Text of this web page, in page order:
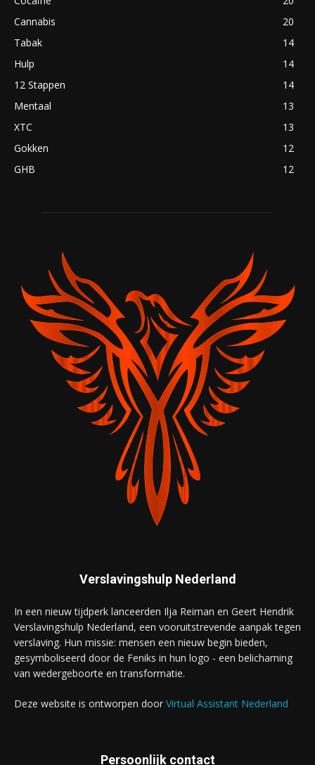
Cannabis
20
Tabak
14
Hulp
14
12 Stappen
14
Mentaal
13
XTC
13
Gokken
12
GHB
12
Verslavingshulp Nederland
In een nieuw tijdperk lanceerden Ilja Reiman en Geert Hendrik
Verslavingshulp Nederland, een vooruitstrevende aanpak tegen
verslaving. Hun missie: mensen een nieuw begin bieden,
gesymboliseerd door de Feniks in hun logo - een belichaming
van wedergeboorte en transformatie.
Deze website is ontworpen door Virtual Assistant Nederland
Persoonlijk contact